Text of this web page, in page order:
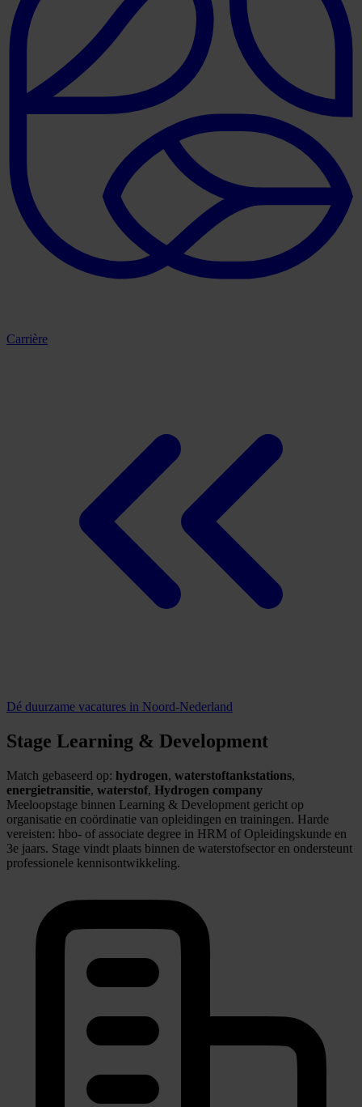
Carrière
Dé duurzame vacatures in Noord-Nederland
Stage Learning & Development
Match gebaseerd op: hydrogen, waterstoftankstations,
energietransitie, waterstof, Hydrogen company
Meeloopstage binnen Learning & Development gericht op
organisatie en coördinatie van opleidingen en trainingen. Harde
vereisten: hbo- of associate degree in HRM of Opleidingskunde en
3e jaars. Stage vindt plaats binnen de waterstofsector en ondersteunt
professionele kennisontwikkeling.